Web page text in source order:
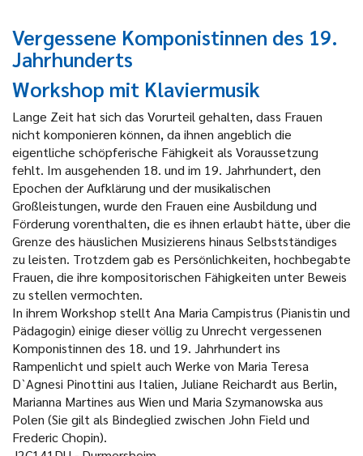
Vergessene Komponistinnen des 19.
Jahrhunderts
Workshop mit Klaviermusik
Lange Zeit hat sich das Vorurteil gehalten, dass Frauen
nicht komponieren können, da ihnen angeblich die
eigentliche schöpferische Fähigkeit als Voraussetzung
fehlt. Im ausgehenden 18. und im 19. Jahrhundert, den
Epochen der Aufklärung und der musikalischen
Großleistungen, wurde den Frauen eine Ausbildung und
Förderung vorenthalten, die es ihnen erlaubt hätte, über die
Grenze des häuslichen Musizierens hinaus Selbstständiges
zu leisten. Trotzdem gab es Persönlichkeiten, hochbegabte
Frauen, die ihre kompositorischen Fähigkeiten unter Beweis
zu stellen vermochten.
In ihrem Workshop stellt Ana Maria Campistrus (Pianistin und
Pädagogin) einige dieser völlig zu Unrecht vergessenen
Komponistinnen des 18. und 19. Jahrhundert ins
Rampenlicht und spielt auch Werke von Maria Teresa
D`Agnesi Pinottini aus Italien, Juliane Reichardt aus Berlin,
Marianna Martines aus Wien und Maria Szymanowska aus
Polen (Sie gilt als Bindeglied zwischen John Field und
Frederic Chopin).